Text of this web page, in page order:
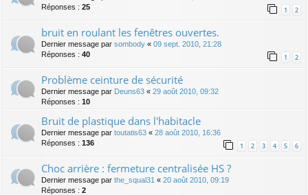
Réponses : 25 1 2
bruit en roulant les fenêtres ouvertes.
Dernier message par sombody « 09 sept. 2010, 21:28
Réponses : 40 1 2
Problème ceinture de sécurité
Dernier message par Deuns63 « 29 août 2010, 09:32
Réponses : 10
Bruit de plastique dans l'habitacle
Dernier message par toutatis63 « 28 août 2010, 16:36
Réponses : 136 1 2 3 4 5 6
Choc arrière : fermeture centralisée HS ?
Dernier message par the_squal31 « 20 août 2010, 09:19
Réponses : 2